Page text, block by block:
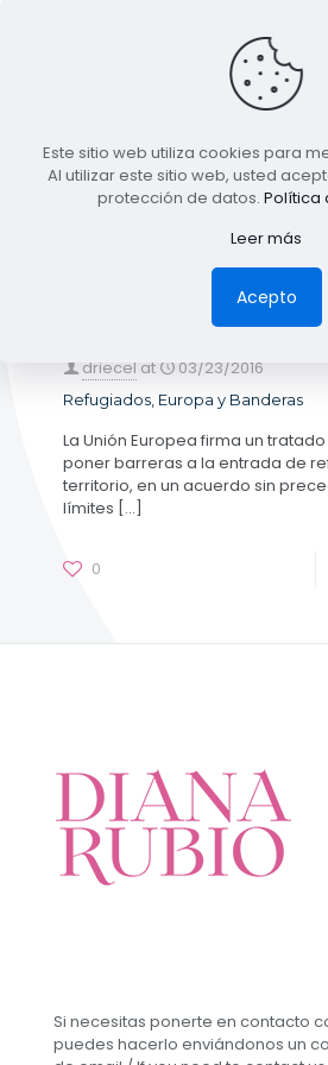
BLOG
TODA LA
Tags Authors
driecel at 03/23/2016
Refugiados, Europa y Banderas
La Unión Europea firma un
poner barreras a la entrada de
territorio, en un acuerdo sin
límites […]
0
Si necesitas ponerte en contacto
puedes hacerlo enviándonos un
Este sitio web utiliza cookies para
Al utilizar este sitio web, usted
protección de datos. Política
Leer más
Acepto